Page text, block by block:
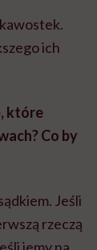
ich
które
Co by
Jeśli
rzeczą